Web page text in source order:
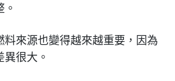
料來源也變得越來越重要，因為
很大。